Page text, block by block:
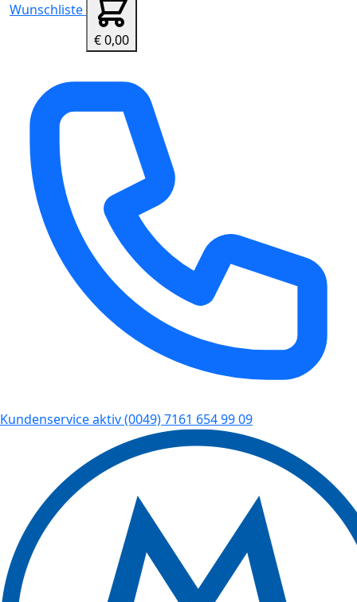
Wunschliste
€ 0,00
Kundenservice aktiv(0049) 7161 654 99 09